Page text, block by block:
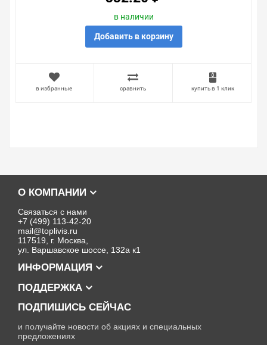
в наличии
Добавить в корзину
в избранные сравнить купить в 1 клик
О КОМПАНИИ
Связаться с нами
+7 (499) 113-42-20
mail@toplivis.ru
117519, г. Москва,
ул. Варшавское шоссе, 132а к1
ИНФОРМАЦИЯ
ПОДДЕРЖКА
ПОДПИШИСЬ СЕЙЧАС
и получайте новости об акциях и специальных
предложениях